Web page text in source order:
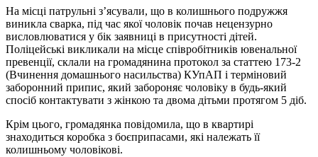
На місці патрульні зʼясували, що в колишнього подружжя
виникла сварка, під час якої чоловік почав нецензурно
висловлюватися у бік заявниці в присутності дітей.
Поліцейські викликали на місце співробітників ювенальної
превенції, склали на громадянина протокол за статтею 173-2
(Вчинення домашнього насильства) КУпАП і терміновий
заборонний припис, який забороняє чоловіку в будь-який
спосіб контактувати з жінкою та двома дітьми протягом 5 діб.
Крім цього, громадянка повідомила, що в квартирі
знаходиться коробка з боєприпасами, які належать її
колишньому чоловікові.